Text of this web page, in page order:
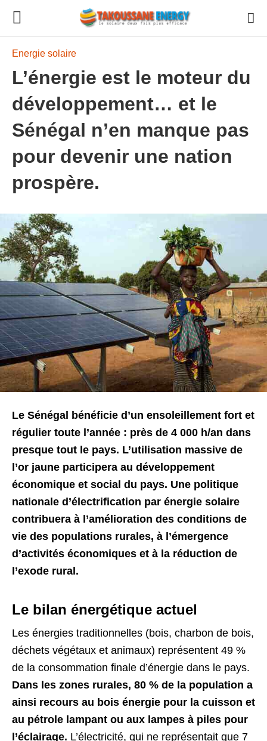
Energie solaire
L’énergie est le moteur du
développement… et le
Sénégal n’en manque pas
pour devenir une nation
prospère.
Le Sénégal bénéficie d’un ensoleillement fort et
régulier toute l’année : près de 4 000 h/an dans
presque tout le pays. L’utilisation massive de
l’or jaune participera au développement
économique et social du pays. Une politique
nationale d’électrification par énergie solaire
contribuera à l’amélioration des conditions de
vie des populations rurales, à l’émergence
d’activités économiques et à la réduction de
l’exode rural.
Le bilan énergétique actuel
Les énergies traditionnelles (bois, charbon de bois,
déchets végétaux et animaux) représentent 49 %
de la consommation finale d’énergie dans le pays.
Dans les zones rurales, 80 % de la population a
ainsi recours au bois énergie pour la cuisson et
au pétrole lampant ou aux lampes à piles pour
l’éclairage. L’électricité, qui ne représentait que 7